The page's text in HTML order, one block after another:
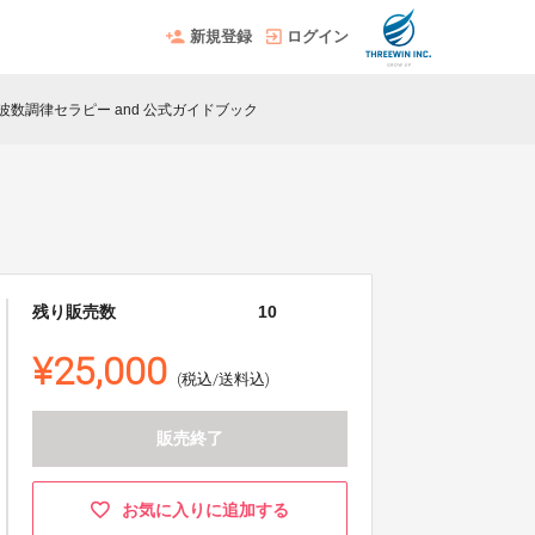
新規登録 ログイン
数調律セラピー and 公式ガイドブック
残り販売数 10
¥25,000 (税込/送料込)
販売終了
お気に入りに追加する